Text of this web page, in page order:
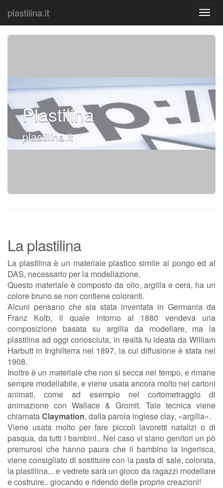
plastilina.it
Plastilina
plastilina.it
La plastilina
La plastilina è un materiale plastico simile al pongo ed al
DAS, necessario per la modellazione.
Questo materiale è composto da olio, argilla e cera, ha un
colore bruno se non contiene coloranti.
Alcuni pensano che sia stata inventata in Germania da
Franz Kolb, il quale intorno al 1880 vendeva una
composizione basata su argilla da modellare, ma la
plastilina ad oggi conosciuta, in realtà fu ideata da William
Harbutt in Inghilterra nel 1897, la cui diffusione è stata nel
1908.
Inoltre è un materiale che non si secca nel tempo, e rimane
sempre modellabile, e viene usata ancora molto nei cartoni
animati, come ad esempio nel cortometraggio di
animazione con Wallace & Gromit. Tale tecnica viene
chiamataClaymation, dalla parola inglese clay, «argilla».
Viene usata molto per fare piccoli lavoretti natalizi o di
pasqua, da tutti i bambini.. Nel caso vi siano genitori un pò
premurosi che hanno paura che il bambino la ingerisca,
viene consigliato di sostituire con la pasta di sale, colorata,
la plastilina... e vedrete sarà un gioco da ragazzi modellare
e costruire.. giocando e ridendo delle proprie creazioni!